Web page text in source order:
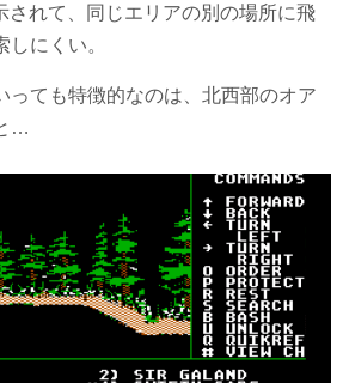
されて、同じエリアの別の場所に飛
にくい。
っても特徴的なのは、北西部のオア
…